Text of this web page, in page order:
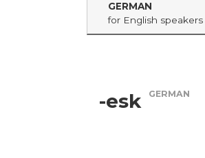
GERMAN
for English speakers
-esk GERMAN